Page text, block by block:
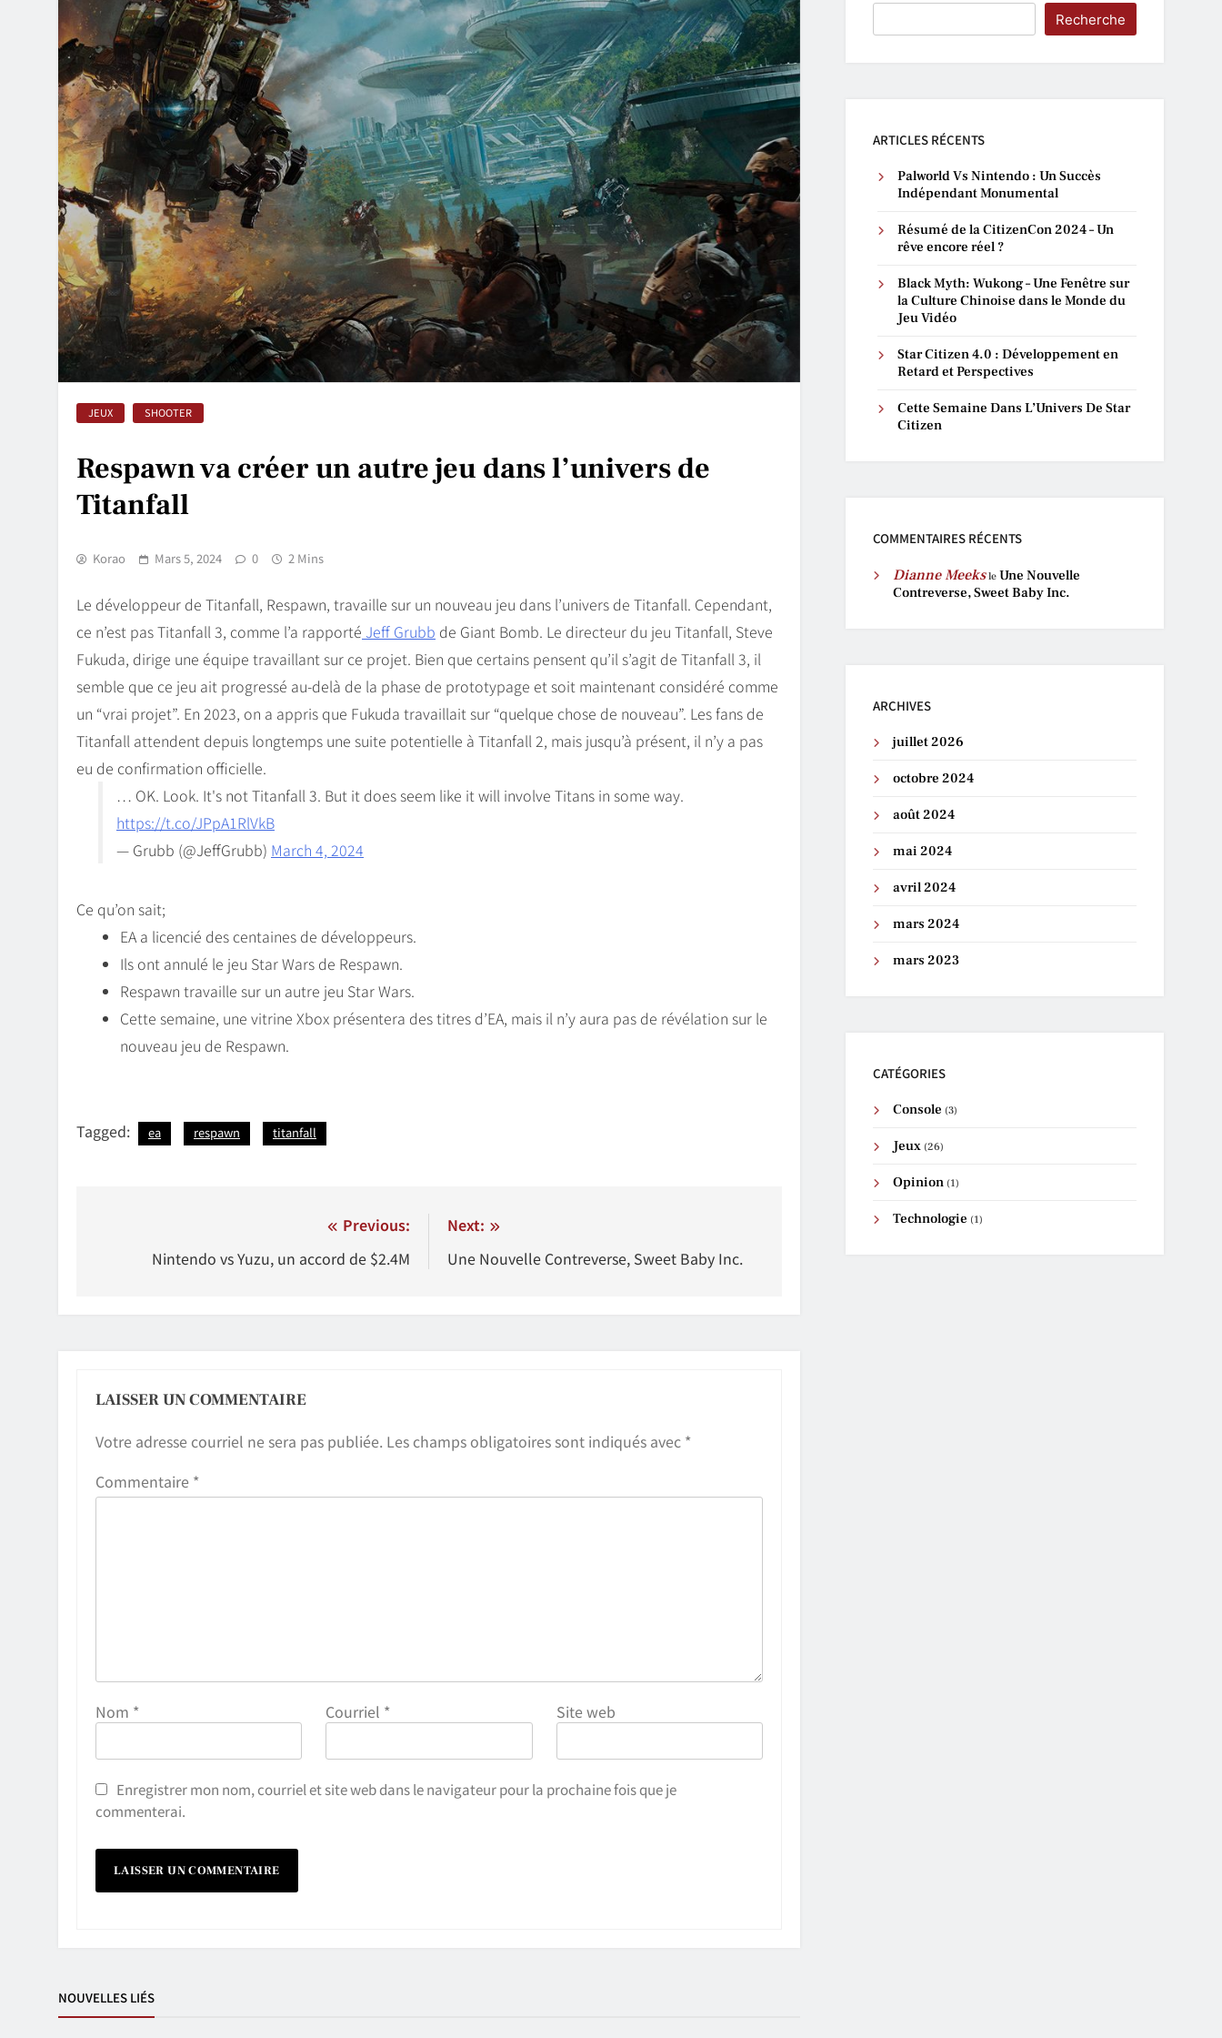
JEUX SHOOTER
Respawn va créer un autre jeu dans l’univers de
Titanfall
Korao Mars 5, 2024 0 2 Mins
Le développeur de Titanfall, Respawn, travaille sur un nouveau jeu dans l’univers de Titanfall. Cependant,
ce n’est pas Titanfall 3, comme l’a rapporté Jeff Grubb de Giant Bomb. Le directeur du jeu Titanfall, Steve
Fukuda, dirige une équipe travaillant sur ce projet. Bien que certains pensent qu’il s’agit de Titanfall 3, il
semble que ce jeu ait progressé au-delà de la phase de prototypage et soit maintenant considéré comme
un “vrai projet”. En 2023, on a appris que Fukuda travaillait sur “quelque chose de nouveau”. Les fans de
Titanfall attendent depuis longtemps une suite potentielle à Titanfall 2, mais jusqu’à présent, il n’y a pas
eu de confirmation officielle.
… OK. Look. It's not Titanfall 3. But it does seem like it will involve Titans in some way.
https://t.co/JPpA1RlVkB
— Grubb (@JeffGrubb) March 4, 2024
Ce qu’on sait;
EA a licencié des centaines de développeurs.
Ils ont annulé le jeu Star Wars de Respawn.
Respawn travaille sur un autre jeu Star Wars.
Cette semaine, une vitrine Xbox présentera des titres d’EA, mais il n’y aura pas de révélation sur le
nouveau jeu de Respawn.
Tagged: ea respawn titanfall
Previous:
Nintendo vs Yuzu, un accord de $2.4M
Next:
Une Nouvelle Contreverse, Sweet Baby Inc.
LAISSER UN COMMENTAIRE
Votre adresse courriel ne sera pas publiée. Les champs obligatoires sont indiqués avec *
Commentaire *
Nom * Courriel * Site web
Enregistrer mon nom, courriel et site web dans le navigateur pour la prochaine fois que je
commenterai.
NOUVELLES LIÉS
Recherche
ARTICLES RÉCENTS
Palworld Vs Nintendo : Un Succès
Indépendant Monumental
Résumé de la CitizenCon 2024 – Un
rêve encore réel ?
Black Myth: Wukong – Une Fenêtre sur
la Culture Chinoise dans le Monde du
Jeu Vidéo
Star Citizen 4.0 : Développement en
Retard et Perspectives
Cette Semaine Dans L’Univers De Star
Citizen
COMMENTAIRES RÉCENTS
Dianne MeeksleUne Nouvelle
Contreverse, Sweet Baby Inc.
ARCHIVES
juillet 2026
octobre 2024
août 2024
mai 2024
avril 2024
mars 2024
mars 2023
CATÉGORIES
Console (3)
Jeux (26)
Opinion (1)
Technologie (1)